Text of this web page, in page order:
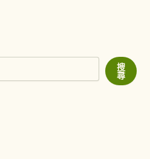
搜
尋